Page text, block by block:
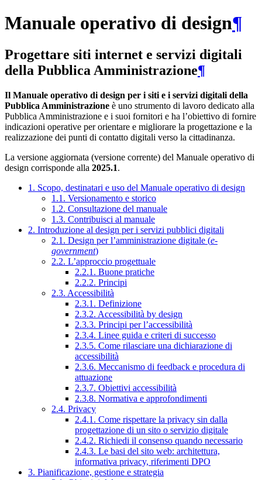
Manuale operativo di design¶
Progettare siti internet e servizi digitali
della Pubblica Amministrazione¶
Il Manuale operativo di design per i siti e i servizi digitali della
Pubblica Amministrazione è uno strumento di lavoro dedicato alla
Pubblica Amministrazione e i suoi fornitori e ha l’obiettivo di fornire
indicazioni operative per orientare e migliorare la progettazione e la
realizzazione dei punti di contatto digitali verso la cittadinanza.
La versione aggiornata (versione corrente) del Manuale operativo di
design corrisponde alla 2025.1.
1. Scopo, destinatari e uso del Manuale operativo di design
1.1. Versionamento e storico
1.2. Consultazione del manuale
1.3. Contribuisci al manuale
2. Introduzione al design per i servizi pubblici digitali
2.1. Design per l’amministrazione digitale (e-
government)
2.2. L’approccio progettuale
2.2.1. Buone pratiche
2.2.2. Principi
2.3. Accessibilità
2.3.1. Definizione
2.3.2. Accessibilità by design
2.3.3. Principi per l’accessibilità
2.3.4. Linee guida e criteri di successo
2.3.5. Come rilasciare una dichiarazione di
accessibilità
2.3.6. Meccanismo di feedback e procedura di
attuazione
2.3.7. Obiettivi accessibilità
2.3.8. Normativa e approfondimenti
2.4. Privacy
2.4.1. Come rispettare la privacy sin dalla
progettazione di un sito o servizio digitale
2.4.2. Richiedi il consenso quando necessario
2.4.3. Le basi del sito web: architettura,
informativa privacy, riferimenti DPO
3. Pianificazione, gestione e strategia